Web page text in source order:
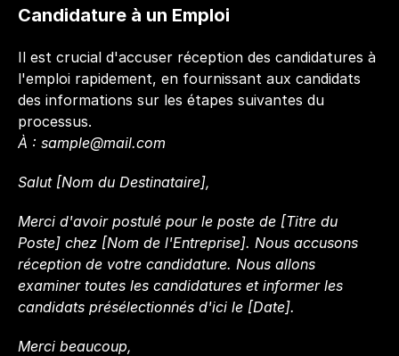
Candidature à un Emploi
Il est crucial d'accuser réception des candidatures à
l'emploi rapidement, en fournissant aux candidats
des informations sur les étapes suivantes du
processus.
À : sample@mail.com
Salut [Nom du Destinataire],
Merci d'avoir postulé pour le poste de [Titre du
Poste] chez [Nom de l'Entreprise]. Nous accusons
réception de votre candidature. Nous allons
examiner toutes les candidatures et informer les
candidats présélectionnés d'ici le [Date].
Merci beaucoup,